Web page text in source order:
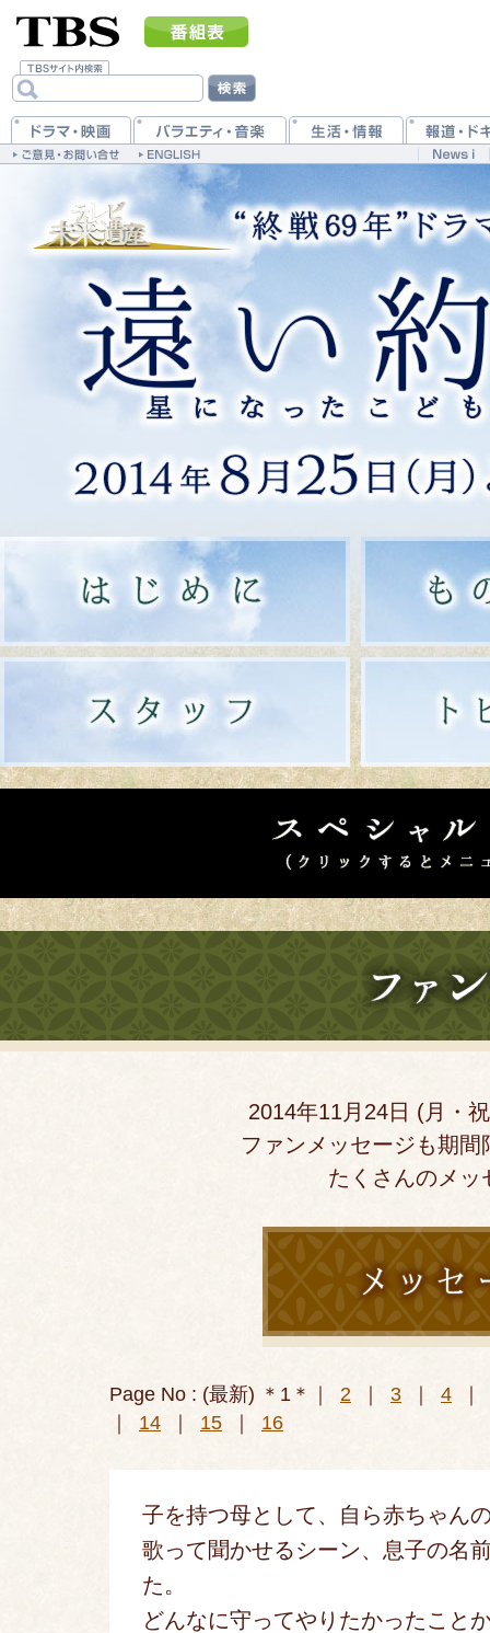
2014年11月24日 (月・
ファンメッセージも期
たくさんのメッ
Page No : (最新) ＊1＊｜ 2 3 4
14 15 16
子を持つ母として、自ら赤ちゃん
歌って聞かせるシーン、息子の名
た。
どんなに守ってやりたかったこと